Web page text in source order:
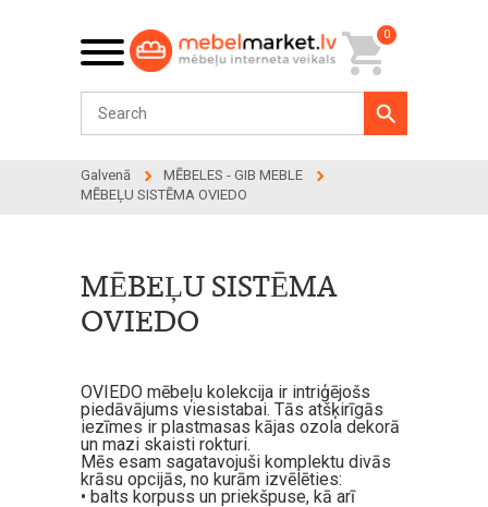
0
Galvenā
MĒBELES - GIB MEBLE
MĒBEĻU SISTĒMA OVIEDO
MĒBEĻU SISTĒMA
OVIEDO
OVIEDO mēbeļu kolekcija ir intriģējošs
piedāvājums viesistabai. Tās atšķirīgās
iezīmes ir plastmasas kājas ozola dekorā
un mazi skaisti rokturi.
Mēs esam sagatavojuši komplektu divās
krāsu opcijās, no kurām izvēlēties:
• balts korpuss un priekšpuse, kā arī